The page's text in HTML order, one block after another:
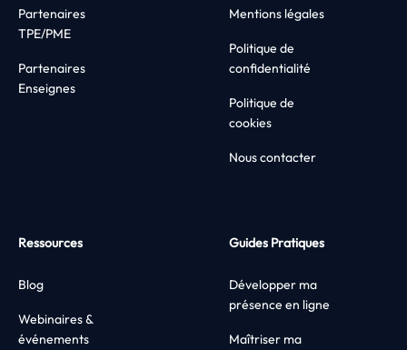
Partenaires
TPE/PME
Partenaires
Enseignes
Mentions légales
Politique de
confidentialité
Politique de
cookies
Nous contacter
Ressources
Blog
Webinaires &
événements
Guides Pratiques
Développer ma
présence en ligne
Maîtriser ma